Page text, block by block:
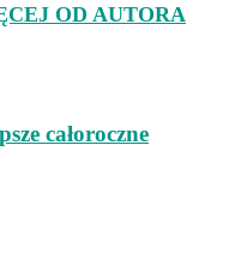
OD AUTORA
całoroczne